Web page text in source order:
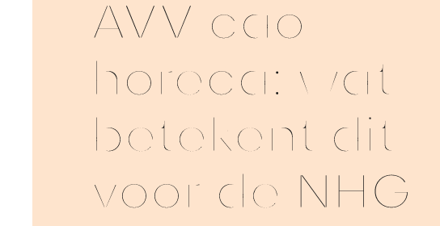
AVV cao
horeca: wat
betekent dit
voor de NHG